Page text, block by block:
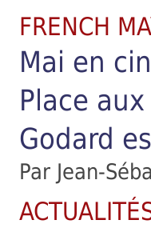
FRENCH
Mai en
Place
Godard
Par Jean-